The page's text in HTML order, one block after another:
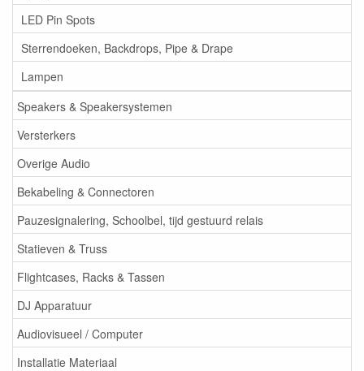
LED Pin Spots
Sterrendoeken, Backdrops, Pipe & Drape
Lampen
Speakers & Speakersystemen
Versterkers
Overige Audio
Bekabeling & Connectoren
Pauzesignalering, Schoolbel, tijd gestuurd relais
Statieven & Truss
Flightcases, Racks & Tassen
DJ Apparatuur
Audiovisueel / Computer
Installatie Materiaal